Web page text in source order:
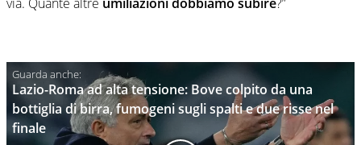
Lazio-Roma ad alta tensione: Bove colpito da una
bottiglia di birra, fumogeni sugli spalti e due risse nel
finale